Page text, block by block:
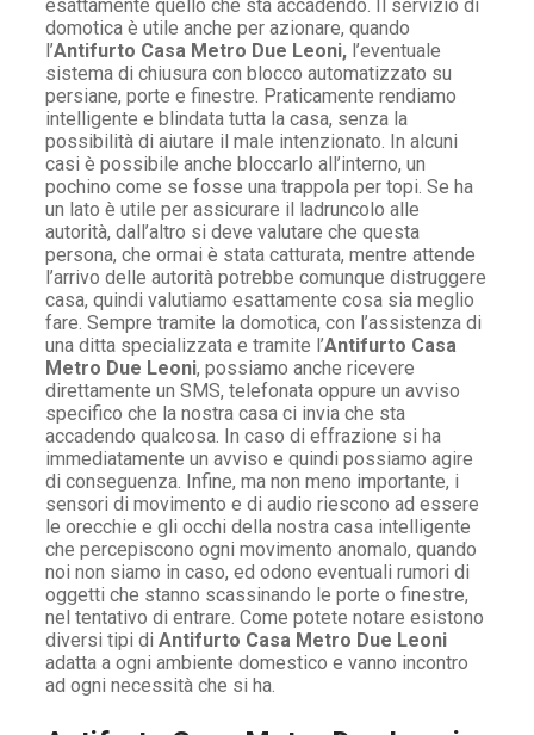
esattamente quello che sta accadendo. Il servizio di
domotica è utile anche per azionare, quando
l’Antifurto Casa Metro Due Leoni, l’eventuale
sistema di chiusura con blocco automatizzato su
persiane, porte e finestre. Praticamente rendiamo
intelligente e blindata tutta la casa, senza la
possibilità di aiutare il male intenzionato. In alcuni
casi è possibile anche bloccarlo all’interno, un
pochino come se fosse una trappola per topi. Se ha
un lato è utile per assicurare il ladruncolo alle
autorità, dall’altro si deve valutare che questa
persona, che ormai è stata catturata, mentre attende
l’arrivo delle autorità potrebbe comunque distruggere
casa, quindi valutiamo esattamente cosa sia meglio
fare. Sempre tramite la domotica, con l’assistenza di
una ditta specializzata e tramite l’Antifurto Casa
Metro Due Leoni, possiamo anche ricevere
direttamente un SMS, telefonata oppure un avviso
specifico che la nostra casa ci invia che sta
accadendo qualcosa. In caso di effrazione si ha
immediatamente un avviso e quindi possiamo agire
di conseguenza. Infine, ma non meno importante, i
sensori di movimento e di audio riescono ad essere
le orecchie e gli occhi della nostra casa intelligente
che percepiscono ogni movimento anomalo, quando
noi non siamo in caso, ed odono eventuali rumori di
oggetti che stanno scassinando le porte o finestre,
nel tentativo di entrare. Come potete notare esistono
diversi tipi di Antifurto Casa Metro Due Leoni
adatta a ogni ambiente domestico e vanno incontro
ad ogni necessità che si ha.